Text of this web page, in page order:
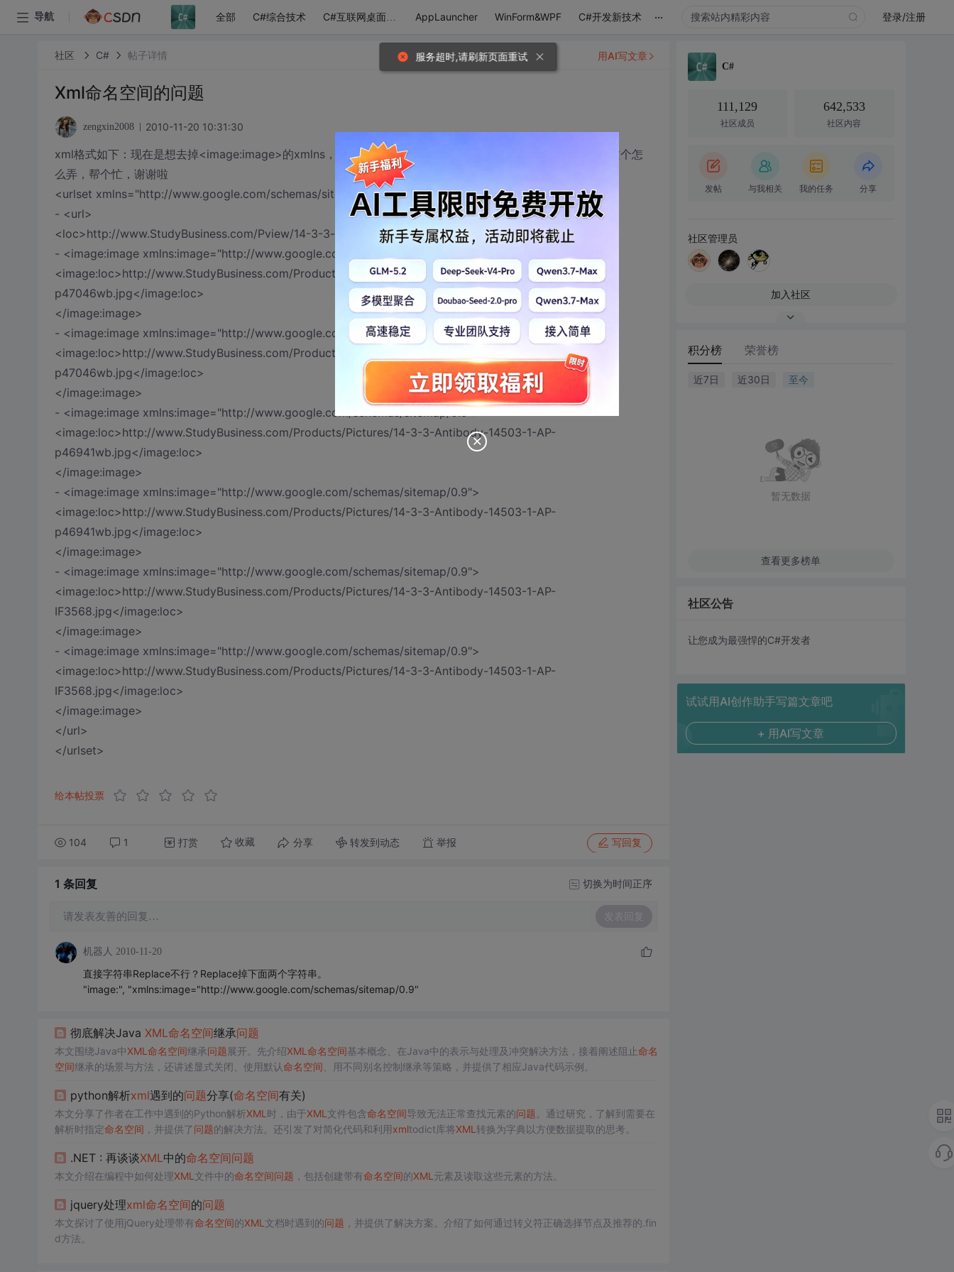
导航 全部 C#综合技术 C#互联网桌面应用 AppLauncher WinForm&WPF C#开发新技术 ... 登录/注册
社区 C# 帖子详情
Xml命名空间的问题
zengxin2008 2010-11-20 10:31:30
xml格式如下：现在是想去掉<image:image>的xmlns，试了好多办法就是不行，真是纠结啊，有哪位大侠知道这个怎
么弄，帮个忙，谢谢啦
<urlset xmlns="http://www.google.com/schemas/sitemap/0.9">
- <url>
<loc>http://www.StudyBusiness.com/Pview/14-3-3-antibody-14503-1-AP-PVIEW.htm</loc>
- <image:image xmlns:image="http://www.google.com/schemas/sitemap/0.9">
<image:loc>http://www.StudyBusiness.com/Products/Pictures/14-3-3-Antibody-14503-1-AP-
p47046wb.jpg</image:loc>
</image:image>
- <image:image xmlns:image="http://www.google.com/schemas/sitemap/0.9">
<image:loc>http://www.StudyBusiness.com/Products/Pictures/14-3-3-Antibody-14503-1-AP-
p47046wb.jpg</image:loc>
</image:image>
- <image:image xmlns:image="http://www.google.com/schemas/sitemap/0.9">
<image:loc>http://www.StudyBusiness.com/Products/Pictures/14-3-3-Antibody-14503-1-AP-
p46941wb.jpg</image:loc>
</image:image>
- <image:image xmlns:image="http://www.google.com/schemas/sitemap/0.9">
<image:loc>http://www.StudyBusiness.com/Products/Pictures/14-3-3-Antibody-14503-1-AP-
p46941wb.jpg</image:loc>
</image:image>
- <image:image xmlns:image="http://www.google.com/schemas/sitemap/0.9">
<image:loc>http://www.StudyBusiness.com/Products/Pictures/14-3-3-Antibody-14503-1-AP-
IF3568.jpg</image:loc>
</image:image>
- <image:image xmlns:image="http://www.google.com/schemas/sitemap/0.9">
<image:loc>http://www.StudyBusiness.com/Products/Pictures/14-3-3-Antibody-14503-1-AP-
IF3568.jpg</image:loc>
</image:image>
</url>
</urlset>
给本帖投票
104 1 打赏 收藏 分享 转发到动态 举报 写回复
用AI写文章
1 条回复 切换为时间正序
请发表友善的回复… 发表回复
机器人 2010-11-20
直接字符串Replace不行？Replace掉下面两个字符串。
"image:", "xmlns:image="http://www.google.com/schemas/sitemap/0.9"
彻底解决Java XML命名空间继承问题
本文围绕Java中XML 命名空间继承问题展开。先介绍XML 命名空间基本概念、在Java中的表示与处理及冲突解决方法，接着阐述阻止命名
空间继承的场景与方法，还讲述显式关闭、使用默认命名空间 、用不同别名控制继承等策略，并提供了相应Java代码示例。
python解析xml遇到的问题分享(命名空间有关)
本文分享了作者在工作中遇到的Python解析XML 时，由于XML 文件包含命名空间导致无法正常查找元素的问题 。通过研究，了解到需要在
解析时指定命名空间 ，并提供了问题的解决方法。还引发了对简化代码和利用xmltodict库将XML 转换为字典以方便数据提取的思考。
.NET : 再谈谈XML中的命名空间问题
本文介绍在编程中如何处理XML 文件中的命名空间问题 ，包括创建带有命名空间的XML 元素及读取这些元素的方法。
jquery处理xml命名空间的问题
本文探讨了使用jQuery处理带有命名空间的XML 文档时遇到的问题 ，并提供了解决方案。介绍了如何通过转义符正确选择节点及推荐的.fin
d方法。
C#
111,129
社区成员
642,533
社区内容
发帖 与我相关 我的任务 分享
社区管理员
加入社区
积分榜 荣誉榜
近7日 近30日 至今
暂无数据
查看更多榜单
社区公告
让您成为最强悍的C#开发者
试试用AI创作助手写篇文章吧
+ 用AI写文章
服务超时,请刷新页面重试